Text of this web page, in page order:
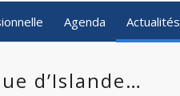
Agenda Actualités
d’Islande…